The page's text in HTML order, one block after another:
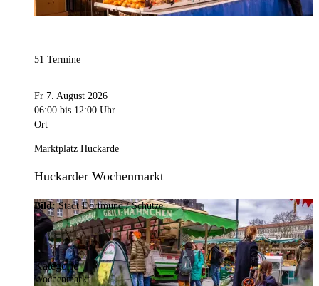
51 Termine
Fr 7. August 2026
06:00 bis 12:00 Uhr
Ort
Marktplatz Huckarde
Huckarder Wochenmarkt
Bild:Stadt Dortmund / Schütze
Kategorie
Wochenmarkt